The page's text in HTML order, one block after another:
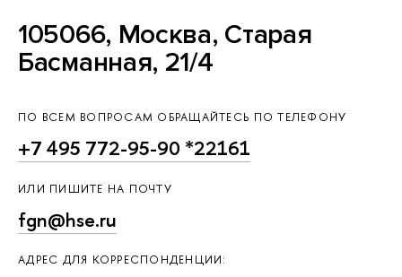
105066, Москва, Старая
Басманная, 21/4
ПО ВСЕМ ВОПРОСАМ ОБРАЩАЙТЕСЬ ПО ТЕЛЕФОНУ
+7 495 772-95-90 *22161
ИЛИ ПИШИТЕ НА ПОЧТУ
fgn@hse.ru
АДРЕС ДЛЯ КОРРЕСПОНДЕНЦИИ: